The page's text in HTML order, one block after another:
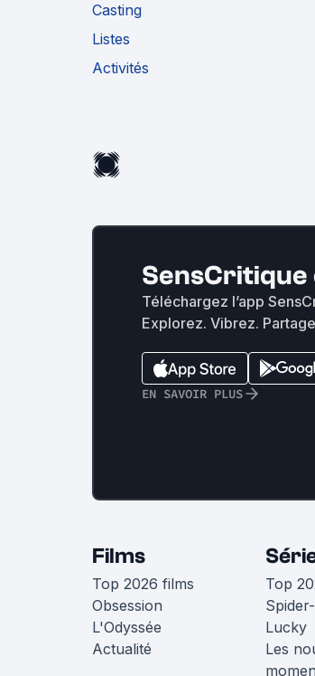
Casting
Listes
Activités
Téléchargez l’app
Explorez. Vibrez.
EN SAVOIR PLUS
Films
Top 2026 films
Obsession
L'Odyssée
Actualité
Top
Lucky
Les